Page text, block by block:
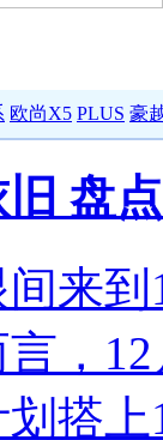
欧尚X5 PLUS 豪
盘
来
，
搭